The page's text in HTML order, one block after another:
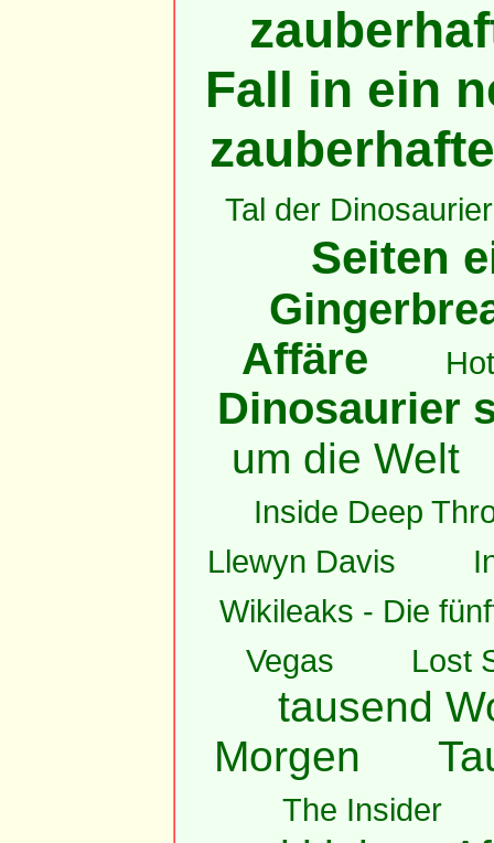
Fall in ein
Tal der Dinosaurier
Seiten
Affäre
Dinosaurier
um die Welt
Inside Deep
Llewyn Davis
Wikileaks - Die
Vegas
Lost
tausend
Morgen
The Insider